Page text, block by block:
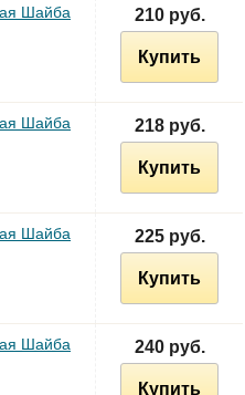
Шайба
210 руб.
Купить
Шайба
218 руб.
Купить
Шайба
225 руб.
Купить
Шайба
240 руб.
Купить